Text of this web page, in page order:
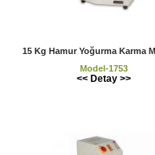
15 Kg Hamur Yoğurma Karma
Model-1753
<< Detay >>